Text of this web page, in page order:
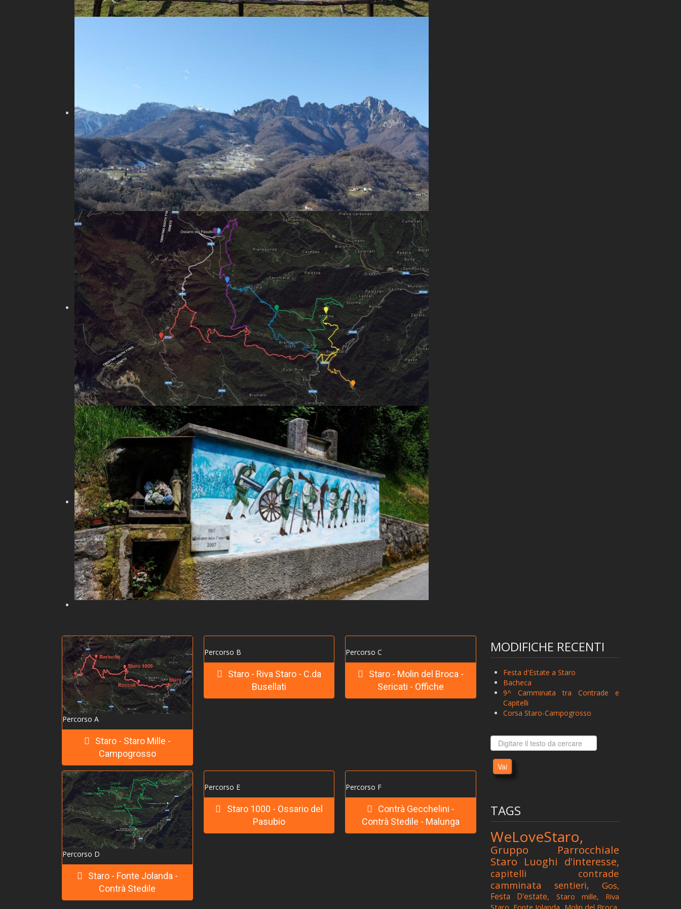
Percorso A
Staro - Staro Mille -
Campogrosso
Percorso B
Staro - Riva Staro - C.da
Busellati
Percorso C
Staro - Molin del Broca -
Sericati - Offiche
Percorso D
Staro - Fonte Jolanda -
Contrà Stedile
Percorso E
Staro 1000 - Ossario del
Pasubio
Percorso F
Contrà Gecchelini -
Contrà Stedile - Malunga
MODIFICHE RECENTI
Festa d'Estate a Staro
Bacheca
9^ Camminata tra Contrade e
Capitelli
Corsa Staro-Campogrosso
Vai
TAGS
WeLoveStaro,
Gruppo Parrocchiale
Staro Luoghi d'interesse,
capitelli
contrade
camminata
sentieri, Gos,
Festa D'estate, Staro mille,
Riva